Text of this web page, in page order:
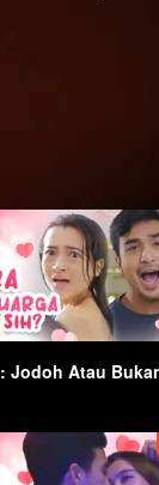
dengan Jonah,
ajaib bersama
dan Jonah
Jodoh Atau